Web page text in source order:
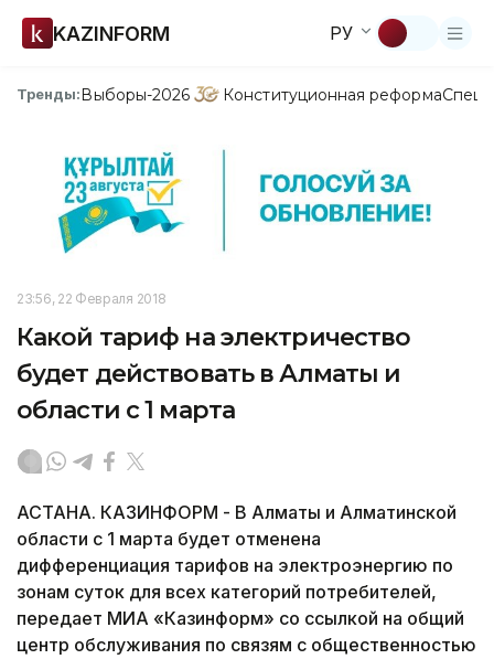
KAZINFORM РУ
Тренды:Выборы-2026 Конституционная реформа
23:56, 22 Февраля 2018
Какой тариф на электричество
будет действовать в Алматы и
области с 1 марта
АСТАНА. КАЗИНФОРМ - В Алматы и Алматинской
области с 1 марта будет отменена
дифференциация тарифов на электроэнергию по
зонам суток для всех категорий потребителей,
передает МИА «Казинформ» со ссылкой на общий
центр обслуживания по связям с общественностью